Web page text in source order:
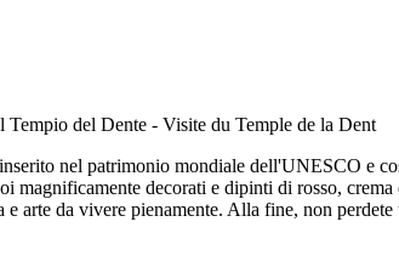
nel patrimonio mondiale dell'UNESCO e
magnificamente decorati e dipinti di rosso,
arte da vivere pienamente. Alla fine, non